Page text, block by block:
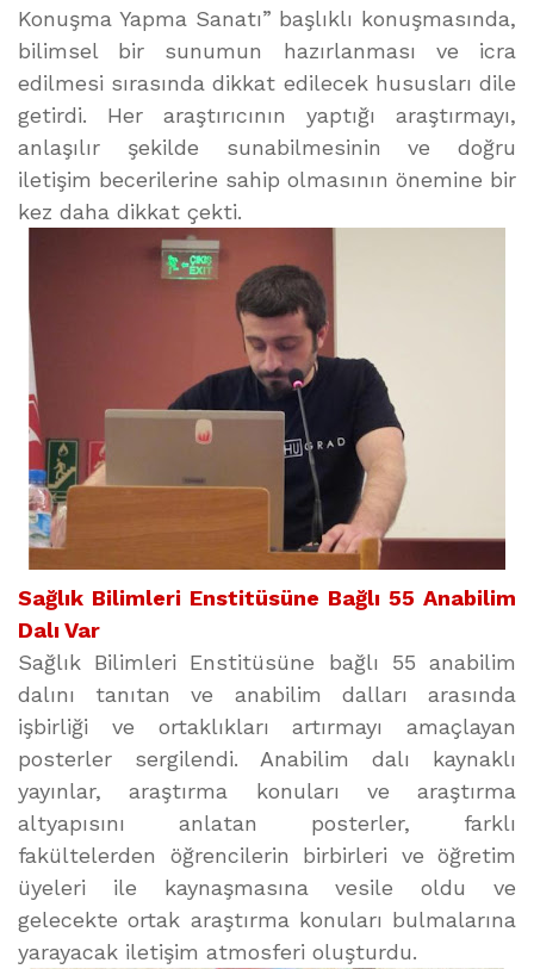
Konuşma Yapma Sanatı” başlıklı konuşmasında,
bilimsel bir sunumun hazırlanması ve icra
edilmesi sırasında dikkat edilecek hususları dile
getirdi. Her araştırıcının yaptığı araştırmayı,
anlaşılır şekilde sunabilmesinin ve doğru
iletişim becerilerine sahip olmasının önemine bir
kez daha dikkat çekti.
Sağlık Bilimleri Enstitüsüne Bağlı 55 Anabilim
Dalı Var
Sağlık Bilimleri Enstitüsüne bağlı 55 anabilim
dalını tanıtan ve anabilim dalları arasında
işbirliği ve ortaklıkları artırmayı amaçlayan
posterler sergilendi. Anabilim dalı kaynaklı
yayınlar, araştırma konuları ve araştırma
altyapısını anlatan posterler, farklı
fakültelerden öğrencilerin birbirleri ve öğretim
üyeleri ile kaynaşmasına vesile oldu ve
gelecekte ortak araştırma konuları bulmalarına
yarayacak iletişim atmosferi oluşturdu.